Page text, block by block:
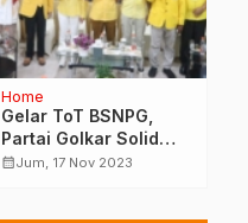
Home
Gelar ToT BSNPG,
Partai Golkar Solid
Rebut Kursi Di Pileg
calendar_monthJum, 17 Nov 2023